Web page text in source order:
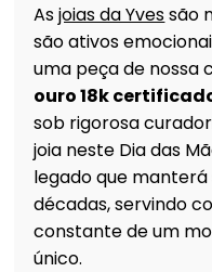
As joias da Yves são
são ativos
uma peça de nossa
ouro 18k
sob rigorosa
joia neste Dia das
legado que
décadas, servindo
constante de um
único.